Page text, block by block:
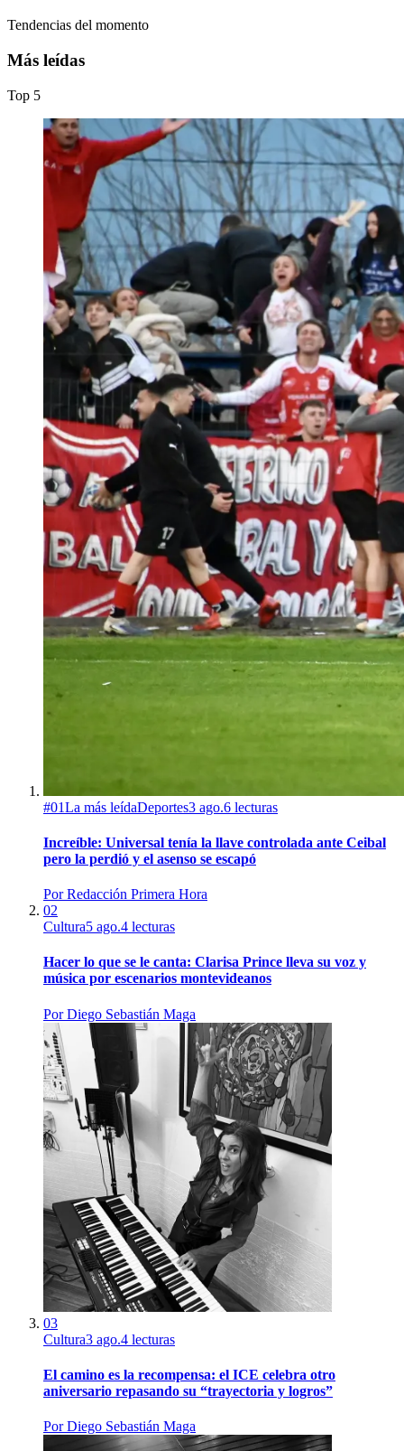
Tendencias del momento
Más leídas
Top 5
#01La más leídaDeportes3 ago.6 lecturas
Increíble: Universal tenía la llave controlada ante Ceibal
pero la perdió y el asenso se escapó
PorRedacción Primera Hora
02
Cultura5 ago.4 lecturas
Hacer lo que se le canta: Clarisa Prince lleva su voz y
música por escenarios montevideanos
PorDiego Sebastián Maga
03
Cultura3 ago.4 lecturas
El camino es la recompensa: el ICE celebra otro
aniversario repasando su “trayectoria y logros”
PorDiego Sebastián Maga